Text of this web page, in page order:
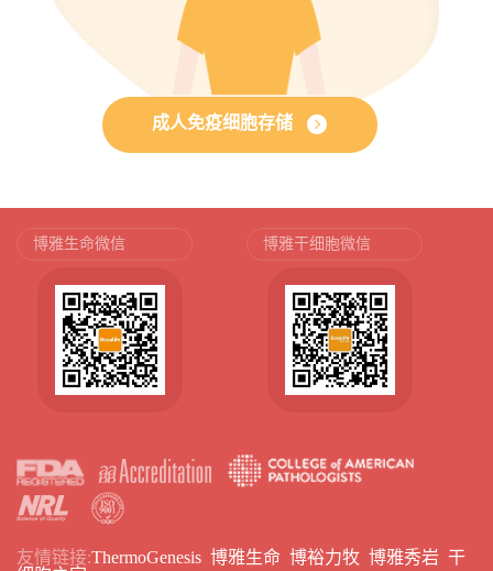
成人免疫细胞存储
博雅生命微信 博雅干细胞微信
友情链接:ThermoGenesis 博雅生命 博裕力牧 博雅秀岩 干